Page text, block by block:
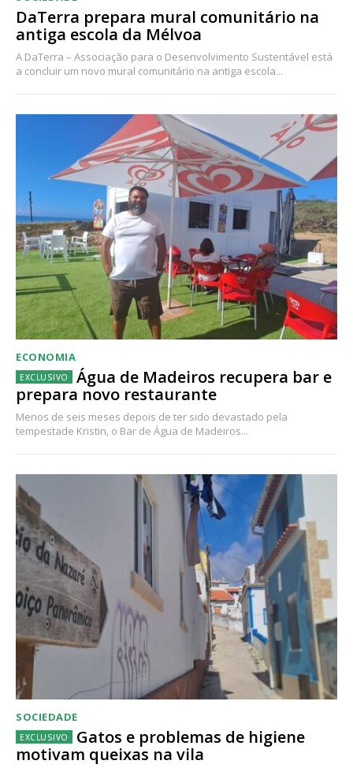
DaTerra prepara mural comunitário na
antiga escola da Mélvoa
A DaTerra – Associação para o Desenvolvimento Sustentável está
a concluir um novo mural comunitário na antiga escola...
ECONOMIA
Água de Madeiros recupera bar e
prepara novo restaurante
Menos de seis meses depois de ter sido devastado pela
tempestade Kristin, o Bar de Água de Madeiros...
SOCIEDADE
Gatos e problemas de higiene
motivam queixas na vila